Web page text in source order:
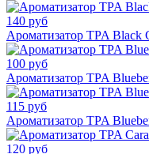
140 руб
Ароматизатор TPA Black
100 руб
Ароматизатор TPA
115 руб
Ароматизатор TPA
120 руб